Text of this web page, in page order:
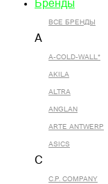
Бренды
ВСЕ БРЕНДЫ
A
A-COLD-WALL*
AKILA
ALTRA
ANGLAN
ARTE ANTWERP
ASICS
C
C.P. COMPANY